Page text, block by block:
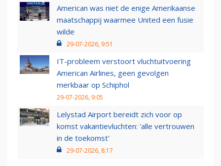
American was niet de enige Amerikaanse
maatschappij waarmee United een fusie
wilde
29-07-2026, 9:51
IT-probleem verstoort vluchtuitvoering
American Airlines, geen gevolgen
merkbaar op Schiphol
29-07-2026, 9:05
Lelystad Airport bereidt zich voor op
komst vakantievluchten: 'alle vertrouwen
in de toekomst'
29-07-2026, 8:17